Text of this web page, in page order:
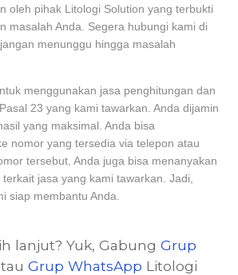
oleh pihak Litologi Solution yang terbukti
masalah Anda. Segera hubungi kami di
menunggu hingga masalah
menggunakan jasa penghitungan dan
23 yang kami tawarkan. Anda dijamin
yang maksimal. Anda bisa
nomor yang tersedia via telepon atau
tersebut, Anda juga bisa menanyakan
jasa yang kami tawarkan. Jadi,
siap membantu Anda.
lanjut? Yuk, Gabung Grup
Grup WhatsApp Litologi